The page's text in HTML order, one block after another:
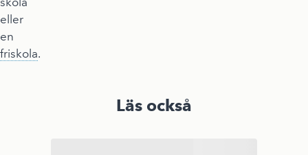
eller
en
friskola.
Läs också